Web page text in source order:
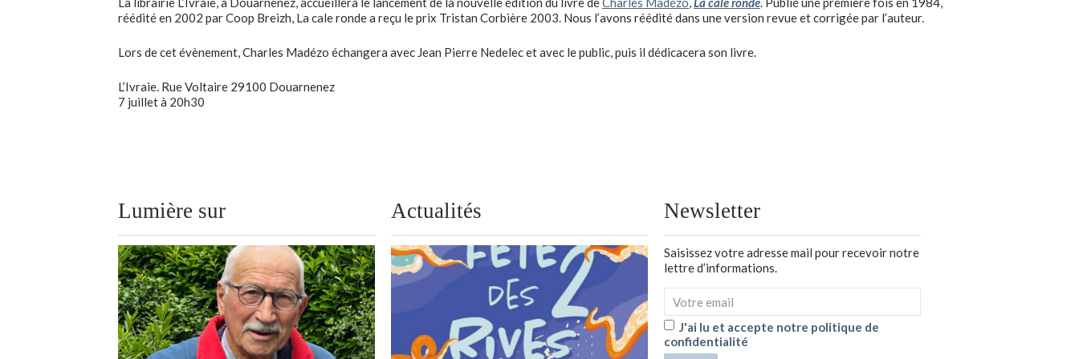
réédité en 2002 par Coop Breizh, La cale ronde a reçu le prix Tristan Corbière 2003. Nous l’avons réédité dans une version revue et corrigée par l’auteur.
Lors de cet évènement, Charles Madézo échangera avec Jean Pierre Nedelec et avec le public, puis il dédicacera son livre.
L’Ivraie. Rue Voltaire 29100 Douarnenez
7 juillet à 20h30
Lumière sur Actualités Newsletter
Saisissez votre adresse mail pour recevoir notre
lettre d’informations.
J'ai lu et accepte notre politique de
confidentialité